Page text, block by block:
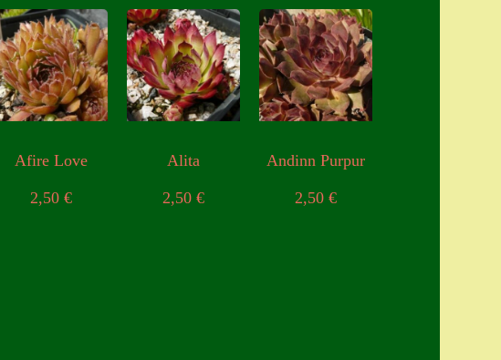
Widerrufsbelehrung
Zahlung
Zahlungs- & Versandinfos
Afire Love
2,50€
Alita
2,50€
Andinn Purpur
2,50 €